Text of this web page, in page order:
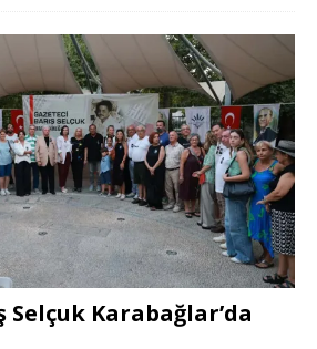
Selçuk Karabağlar’da